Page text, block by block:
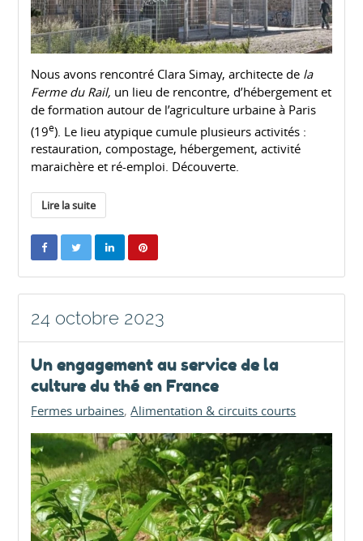
Nous avons rencontré Clara Simay, architecte de la
Ferme du Rail, un lieu de rencontre, d’hébergement et
de formation autour de l’agriculture urbaine à Paris
(19e). Le lieu atypique cumule plusieurs activités :
restauration, compostage, hébergement, activité
maraichère et ré-emploi. Découverte.
Lire la suite
24 octobre 2023
Un engagement au service de la
culture du thé en France
Fermes urbaines Alimentation & circuits courts